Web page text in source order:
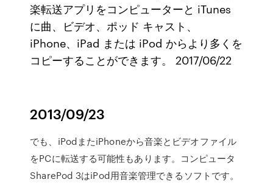
楽転送アプリをコンピューターと iTunes
に曲、ビデオ、ポッド キャスト、
iPhone、iPad または iPod からより多くを
コピーすることができます。 2017/06/22
2013/09/23
でも、iPodまたiPhoneから音楽とビデオファイル
をPCに転送する可能性もあります。コンピュータ
SharePod 3はiPod用音楽管理できるソフトです。